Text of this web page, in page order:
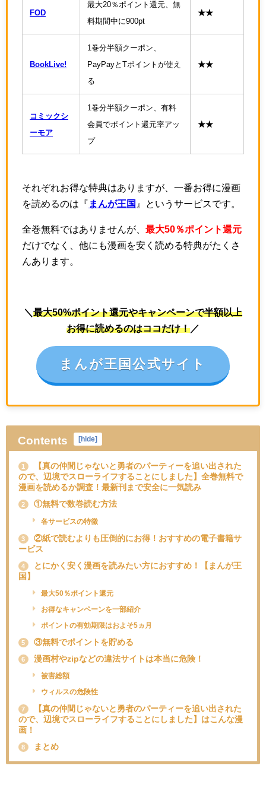
FOD
最大20％ポイント還元、無
料期間中に900pt
★★
BookLive!
1巻分半額クーポン、
PayPayとTポイントが使え
る
★★
コミックシ
ーモア
1巻分半額クーポン、有料
会員でポイント還元率アッ
プ
★★
それぞれお得な特典はありますが、一番お得に漫画
を読めるのは『 まんが王国 』というサービスです。
全巻無料ではありませんが、 最大50％ポイント還元
だけでなく、他にも漫画を安く読める特典がたくさ
んあります。
＼ 最大50%ポイント還元やキャンペーンで半額以上
お得に読めるのはココだけ！ ／
まんが王国公式サイト
Contents [hide]
1
【真の仲間じゃないと勇者のパーティーを追い出された
ので、辺境でスローライフすることにしました】全巻無料で
漫画を読めるか調査！最新刊まで安全に一気読み
2 ①無料で数巻読む方法
各サービスの特徴
3
②紙で読むよりも圧倒的にお得！おすすめの電子書籍サ
ービス
4
とにかく安く漫画を読みたい方におすすめ！【まんが王
国】
最大50％ポイント還元
お得なキャンペーンを一部紹介
ポイントの有効期限はおよそ5ヵ月
5 ③無料でポイントを貯める
6 漫画村やzipなどの違法サイトは本当に危険！
被害総額
ウィルスの危険性
7
【真の仲間じゃないと勇者のパーティーを追い出された
ので、辺境でスローライフすることにしました】はこんな漫
画！
8 まとめ